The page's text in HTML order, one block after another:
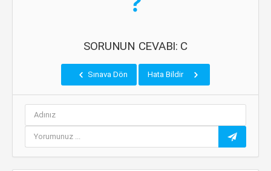
SORUNUN CEVABI: C
Sınava Dön Hata Bildir